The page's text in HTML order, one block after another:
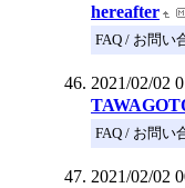
hereafter
FAQ / お問い
2021/02/02
FAQ / お問い
2021/02/02